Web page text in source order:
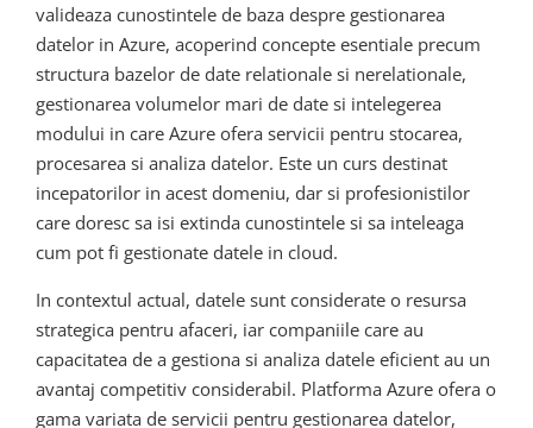
valideaza cunostintele de baza despre gestionarea
datelor in Azure, acoperind concepte esentiale precum
structura bazelor de date relationale si nerelationale,
gestionarea volumelor mari de date si intelegerea
modului in care Azure ofera servicii pentru stocarea,
procesarea si analiza datelor. Este un curs destinat
incepatorilor in acest domeniu, dar si profesionistilor
care doresc sa isi extinda cunostintele si sa inteleaga
cum pot fi gestionate datele in cloud.
In contextul actual, datele sunt considerate o resursa
strategica pentru afaceri, iar companiile care au
capacitatea de a gestiona si analiza datele eficient au un
avantaj competitiv considerabil. Platforma Azure ofera o
gama variata de servicii pentru gestionarea datelor,